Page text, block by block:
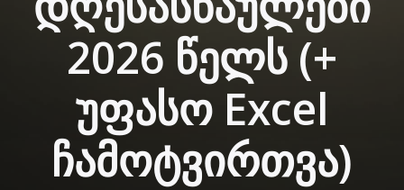
2026 წელს (+
უფასო Excel
ჩამოტვირთვა)